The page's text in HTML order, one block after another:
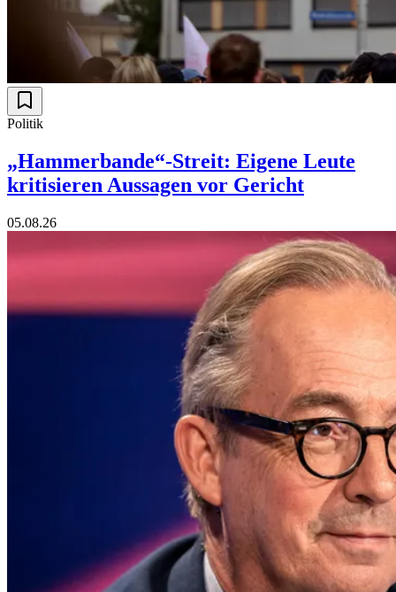
Politik
„Hammerbande“-Streit: Eigene Leute
kritisieren Aussagen vor Gericht
05.08.26